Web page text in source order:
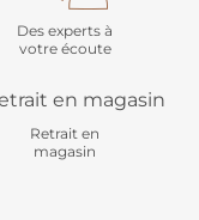
Des experts à
votre écoute
Retrait en
magasin